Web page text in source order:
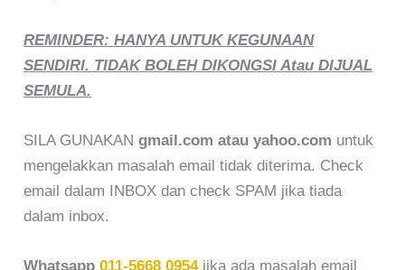
REMINDER: HANYA UNTUK KEGUNAAN
SENDIRI. TIDAK BOLEH DIKONGSI Atau DIJUAL
SEMULA.
SILA GUNAKAN gmail.com atau yahoo.com untuk
mengelakkan masalah email tidak diterima. Check
email dalam INBOX dan check SPAM jika tiada
dalam inbox.
Whatsapp011-5668 0954jika ada masalah email